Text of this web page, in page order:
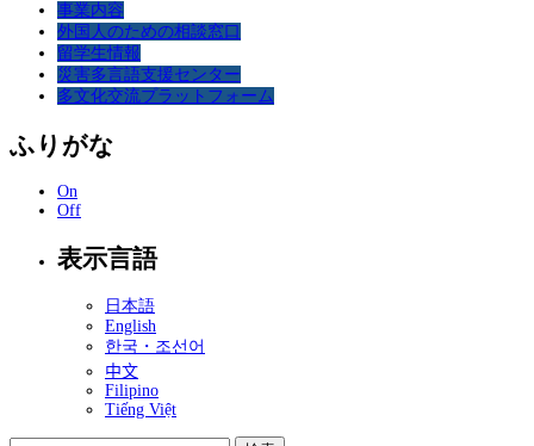
事業内容
外国人のための相談窓口
留学生情報
災害多言語支援センター
多文化交流プラットフォーム
ふりがな
On
Off
表示言語
日本語
English
한국・조선어
中文
Filipino
Tiếng Việt